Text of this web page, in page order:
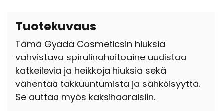
Tuotekuvaus
Tämä Gyada Cosmeticsin hiuksia
vahvistava spirulinahoitoaine uudistaa
katkeilevia ja heikkoja hiuksia sekä
vähentää takkuuntumista ja sähköisyyttä.
Se auttaa myös kaksihaaraisiin.